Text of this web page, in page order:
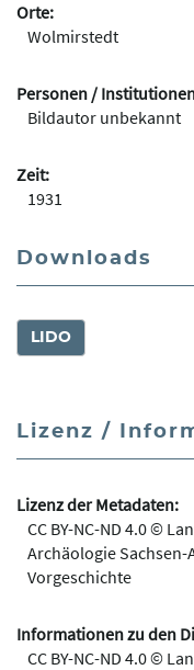
Orte:
Wolmirstedt
Personen /
Bildautor unbekannt
Zeit:
1931
Downloads
LIDO
Lizenz /
Lizenz der Metadaten:
CC BY-NC-ND 4.0 ©
Archäologie
Vorgeschichte
Informationen zu den
CC BY-NC-ND 4.0 ©